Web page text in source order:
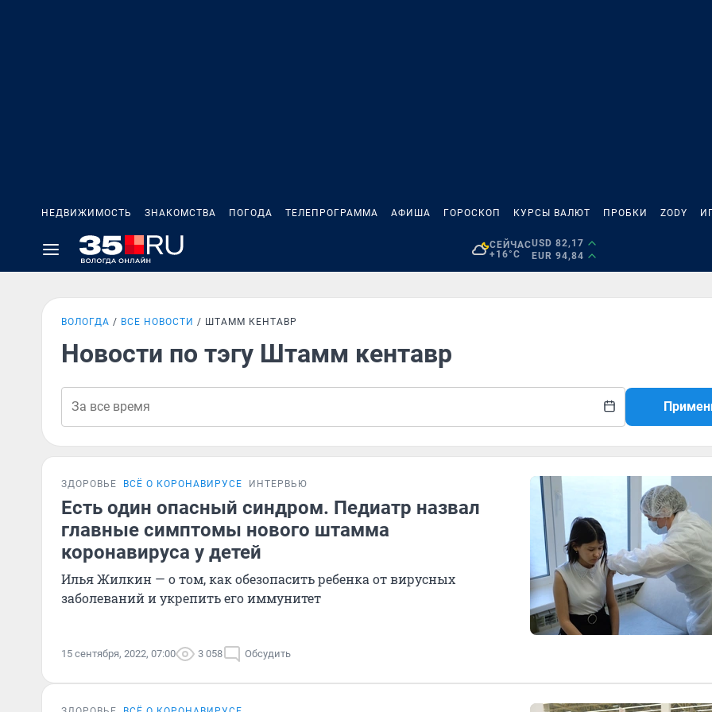
НЕДВИЖИМОСТЬ ЗНАКОМСТВА ПОГОДА ТЕЛЕПРОГРАММА АФИША ГОРОСКОП КУРСЫ ВАЛЮТ ПРОБКИ ZODY
СЕЙЧАС
+16°C
USD 82,17
EUR 94,84
ВОЛОГДА ВСЕ НОВОСТИ ШТАММ КЕНТАВР
Новости по тэгу Штамм кентавр
ЗДОРОВЬЕ ВСЁ О КОРОНАВИРУСЕ ИНТЕРВЬЮ
Есть один опасный синдром. Педиатр назвал
главные симптомы нового штамма
коронавируса у детей
Илья Жилкин — о том, как обезопасить ребенка от вирусных
заболеваний и укрепить его иммунитет
15 сентября, 2022, 07:00 3 058 Обсудить